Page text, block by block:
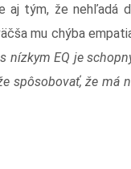
aj tým, že nehľadá
mu chýba
s nízkym EQ je
spôsobovať, že má